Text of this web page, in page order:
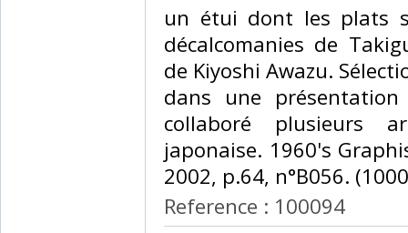
un étui dont les plats
décalcomanies de
de Kiyoshi Awazu.
dans une
collaboré plusieurs
japonaise. 1960's
2002, p.64, n°B056.
Reference : 100094